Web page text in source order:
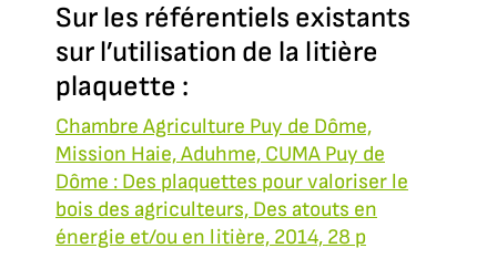
Sur les référentiels existants
sur l’utilisation de la litière
plaquette :
Chambre Agriculture Puy de Dôme,
Mission Haie, Aduhme, CUMA Puy de
Dôme : Des plaquettes pour valoriser le
bois des agriculteurs, Des atouts en
énergie et/ou en litière, 2014, 28 p